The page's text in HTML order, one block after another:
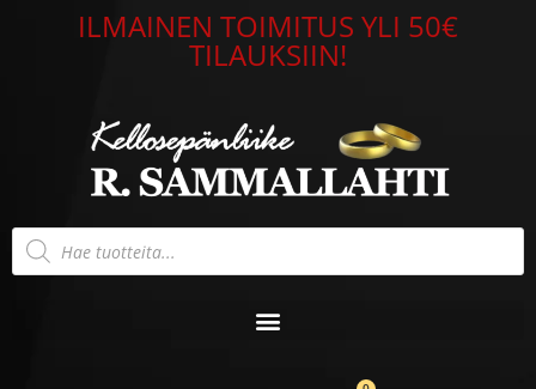
ILMAINEN TOIMITUS YLI 50€
TILAUKSIIN!
Products
search